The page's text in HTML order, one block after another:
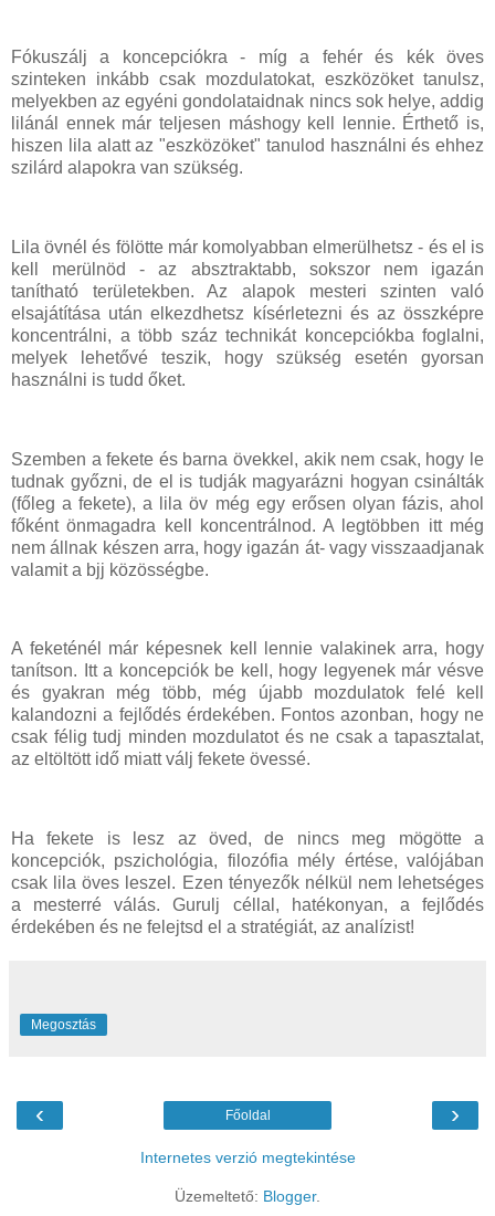
Fókuszálj a koncepciókra - míg a fehér és kék öves
szinteken inkább csak mozdulatokat, eszközöket tanulsz,
melyekben az egyéni gondolataidnak nincs sok helye, addig
lilánál ennek már teljesen máshogy kell lennie. Érthető is,
hiszen lila alatt az "eszközöket" tanulod használni és ehhez
szilárd alapokra van szükség.
Lila övnél és fölötte már komolyabban elmerülhetsz - és el is
kell merülnöd - az absztraktabb, sokszor nem igazán
tanítható területekben. Az alapok mesteri szinten való
elsajátítása után elkezdhetsz kísérletezni és az összképre
koncentrálni, a több száz technikát koncepciókba foglalni,
melyek lehetővé teszik, hogy szükség esetén gyorsan
használni is tudd őket.
Szemben a fekete és barna övekkel, akik nem csak, hogy le
tudnak győzni, de el is tudják magyarázni hogyan csinálták
(főleg a fekete), a lila öv még egy erősen olyan fázis, ahol
főként önmagadra kell koncentrálnod. A legtöbben itt még
nem állnak készen arra, hogy igazán át- vagy visszaadjanak
valamit a bjj közösségbe.
A feketénél már képesnek kell lennie valakinek arra, hogy
tanítson. Itt a koncepciók be kell, hogy legyenek már vésve
és gyakran még több, még újabb mozdulatok felé kell
kalandozni a fejlődés érdekében. Fontos azonban, hogy ne
csak félig tudj minden mozdulatot és ne csak a tapasztalat,
az eltöltött idő miatt válj fekete övessé.
Ha fekete is lesz az öved, de nincs meg mögötte a
koncepciók, pszichológia, filozófia mély értése, valójában
csak lila öves leszel. Ezen tényezők nélkül nem lehetséges
a mesterré válás. Gurulj céllal, hatékonyan, a fejlődés
érdekében és ne felejtsd el a stratégiát, az analízist!
Megosztás
‹ ›
Főoldal
Internetes verzió megtekintése
Üzemeltető: Blogger.